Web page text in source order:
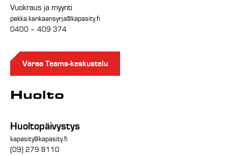
Vuokraus ja myynti
pekka.kankaansyrja@kapasity.fi
0400 – 409 374
Varaa Teams-keskustelu
Huolto
Huoltopäivystys
kapasity@kapasity.fi
(09) 279 8110